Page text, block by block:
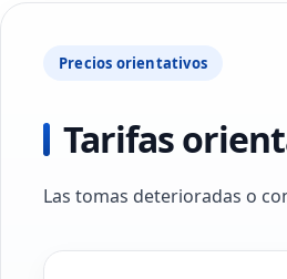
Precios orientativos
Tarifas
Las tomas deterioradas o